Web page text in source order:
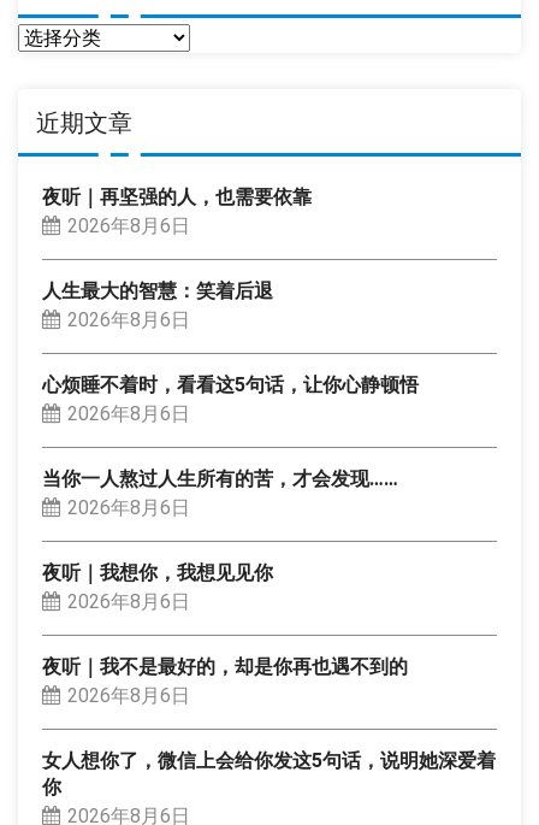
分
近期文章
夜听｜再坚强的人，也需要依靠
2026年8月6日
人生最大的智慧：笑着后退
2026年8月6日
心烦睡不着时，看看这5句话，让你心静顿悟
2026年8月6日
当你一人熬过人生所有的苦，才会发现……
2026年8月6日
夜听｜我想你，我想见见你
2026年8月6日
夜听｜我不是最好的，却是你再也遇不到的
2026年8月6日
女人想你了，微信上会给你发这5句话，说明她深爱着
你
2026年8月6日